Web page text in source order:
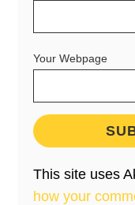
Your Webpage
This site uses
how your